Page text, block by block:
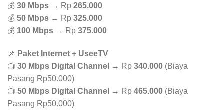
💰 30 Mbps → Rp 265.000
💰 50 Mbps → Rp 325.000
💰 100 Mbps → Rp 375.000
📌 Paket Internet + UseeTV
📺 30 Mbps Digital Channel → Rp 340.000 (Biaya
Pasang Rp50.000)
📺 50 Mbps Digital Channel → Rp 465.000 (Biaya
Pasang Rp50.000)